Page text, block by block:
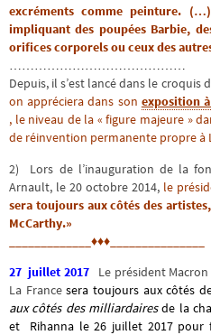
excréments comme peinture.
impliquant des poupées Barbie,
orifices corporels ou ceux des
……………………………………
Depuis, il s’est lancé dans le croquis
on appréciera dans son exposition
, le niveau de la « figure majeure »
de réinvention permanente propre à
2) Lors de l’inauguration de la
Arnault, le 20 octobre 2014, le
sera toujours aux côtés des
McCarthy.»
_____________♦♦♦_______________
27 juillet 2017
Le président
La Francesera toujours aux côtés
aux côtés des milliardairesde la
et Rihanna le 26 juillet 2017 pour